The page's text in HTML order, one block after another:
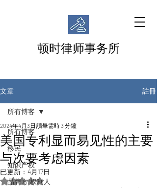
顿时律师事务所
文章 註冊
所有博客
移民
知识产权
品牌方/权利人
所有博客
美国专利显而易见性的主要
与次要考虑因素
2024年4月3日 讀畢需時 3 分鐘
已更新： 4月17日
評等為 NaN（最高為 5 顆星）。